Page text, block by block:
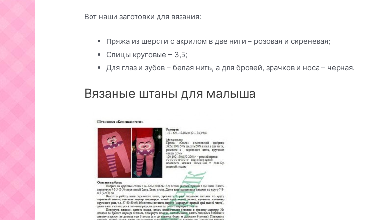
Вот наши заготовки для вязания:
Пряжа из шерсти с акрилом в две нити – розовая и сиреневая;
Спицы круговые – 3,5;
Для глаз и зубов – белая нить, а для бровей, зрачков и носа – черная.
Вязаные штаны для малыша